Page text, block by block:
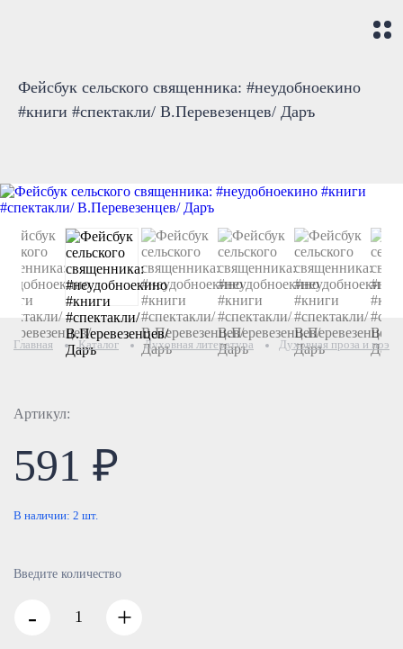
Фейсбук сельского священника: #неудобноекино
#книги #спектакли/ В.Перевезенцев/ Даръ
Главная Каталог Духовная литература Духовная проза и
Артикул:
591 ₽
В наличии: 2 шт.
Введите количество
- +